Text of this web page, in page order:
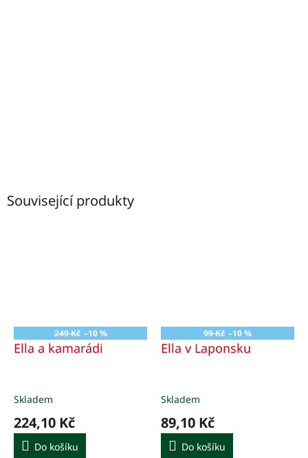
Související produkty
249 Kč –10 %
Ella a kamarádi
Skladem
224,10 Kč
Do košíku
99 Kč –10 %
Ella v Laponsku
Skladem
89,10 Kč
Do košíku